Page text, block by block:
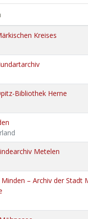
Kreises
Bibliothek Herne
Metelen
– Archiv der Stadt